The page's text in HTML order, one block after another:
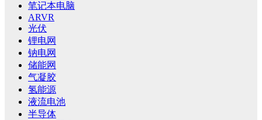
笔记本电脑
ARVR
光伏
锂电网
钠电网
储能网
气凝胶
氢能源
液流电池
半导体